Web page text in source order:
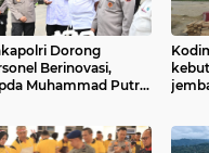
Dorong
Berinovasi,
Muhammad Putra